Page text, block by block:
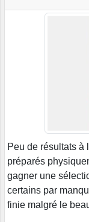
Peu de résultats à
préparés
gagner une
certains par
finie malgré le